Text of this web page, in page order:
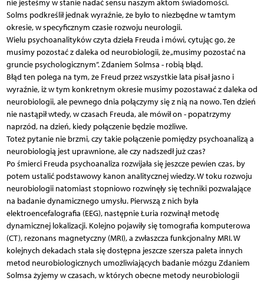
nie jesteśmy w stanie nadać sensu naszym aktom świadomości.
Solms podkreślił jednak wyraźnie, że było to niezbędne w tamtym
okresie, w specyficznym czasie rozwoju neurologii.
Wielu psychoanalityków czyta dzieła Freuda i mówi, cytując go, że
musimy pozostać z daleka od neurobiologii, że „musimy pozostać na
gruncie psychologicznym”. Zdaniem Solmsa - robią błąd.
Błąd ten polega na tym, że Freud przez wszystkie lata pisał jasno i
wyraźnie, iż w tym konkretnym okresie musimy pozostawać z daleka od
neurobiologii, ale pewnego dnia połączymy się z nią na nowo. Ten dzień
nie nastąpił wtedy, w czasach Freuda, ale mówił on - popatrzymy
naprzód, na dzień, kiedy połączenie będzie możliwe.
Toteż pytanie nie brzmi, czy takie połączenie pomiędzy psychoanalizą a
neurobiologią jest uprawnione, ale czy nadszedł już czas?
Po śmierci Freuda psychoanaliza rozwijała się jeszcze pewien czas, by
potem ustalić podstawowy kanon analitycznej wiedzy. W toku rozwoju
neurobiologii natomiast stopniowo rozwinęły się techniki pozwalające
na badanie dynamicznego umysłu. Pierwszą z nich była
elektroencefalografia (EEG), następnie Łuria rozwinął metodę
dynamicznej lokalizacji. Kolejno pojawiły się tomografia komputerowa
(CT), rezonans magnetyczny (MRI), a zwłaszcza funkcjonalny MRI. W
kolejnych dekadach stała się dostępna jeszcze szersza paleta innych
metod neurobiologicznych umożliwiających badanie mózgu Zdaniem
Solmsa żyjemy w czasach, w których obecne metody neurobiologii